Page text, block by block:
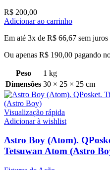
R$ 200,00
Adicionar ao carrinho
Em até 3x de R$ 66,67 sem juros
Ou apenas R$ 190,00 pagando
Peso
1 kg
Dimensões 30 × 25 × 25 cm
Visualização rápida
Adicionar à wishlist
Astro Boy (Atom).
Tetsuwan Atom (Astro